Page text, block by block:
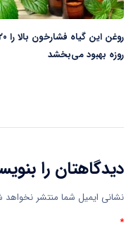
روغن این گیاه
روزه بهبود می‌بخشد
دیدگاهتان را
نشانی ایمیل شما منتشر نخواهد
*